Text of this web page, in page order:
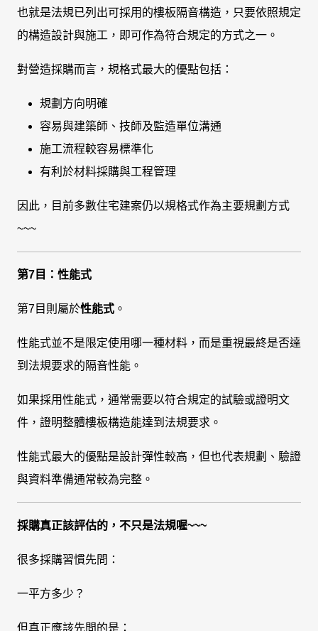
也就是法規已列出可採用的樓板隔音構造，只要依照規定
的構造設計與施工，即可作為符合規定的方式之一。
對營造採購而言，規格式最大的優點包括：
規劃方向明確
容易與建築師、技師及監造單位溝通
施工流程較容易標準化
有利於材料採購與工程管理
因此，目前多數住宅建案仍以規格式作為主要規劃方式
~~~
第7目：性能式
第7目則屬於性能式 。
性能式並不是限定使用哪一種材料，而是重視最終是否達
到法規要求的隔音性能。
如果採用性能式，通常需要以符合規定的試驗或證明文
件，證明整體樓板構造能達到法規要求。
性能式最大的優點是設計彈性較高，但也代表規劃、驗證
與資料準備通常較為完整。
採購真正該評估的，不只是法規喔~~~
很多採購習慣先問：
一平方多少？
但真正應該先問的是：